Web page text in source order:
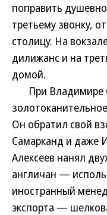
поправить
третьему звонку,
столицу. На
дилижанс и на
домой.
При Владимире
Он обратил свой
Самарканд и даже
Алексеев нанял
англичан —
иностранный
экспорта —